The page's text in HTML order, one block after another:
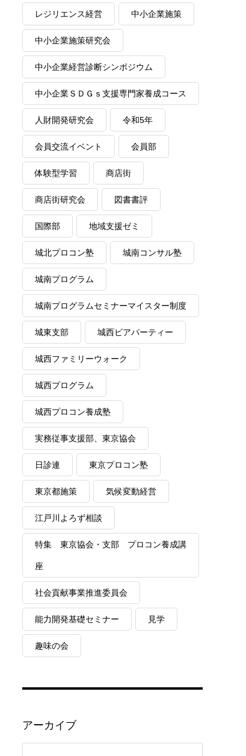
レジリエンス経営 中小企業施策
中小企業施策研究会
中小企業経営診断シンポジウム
中小企業ＳＤＧｓ支援専門家養成コース
人財開発研究会 令和5年
会員交流イベント 会員部
体験型学習 商店街
商店街研究会 図書書評
国際部 地域支援ゼミ
城北プロコン塾 城南コンサル塾
城南プログラム
城南プログラムセミナーマイスター制度
城東支部 城西ビアパーティー
城西ファミリーウォーク
城西プログラム
城西プロコン養成塾
実務従事支援部、東京協会
日診連 東京プロコン塾
東京都施策 気候変動経営
江戸川よろず相談
特集 東京協会・支部 プロコン養成講
座
社会貢献事業推進委員会
能力開発基礎セミナー 見学
趣味の会
アーカイブ